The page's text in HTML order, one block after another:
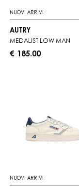
NUOVI ARRIVI
AUTRY
MEDALIST LOW MAN
€ 185.00
NUOVI ARRIVI